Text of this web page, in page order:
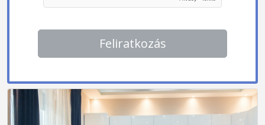
Feliratkozás